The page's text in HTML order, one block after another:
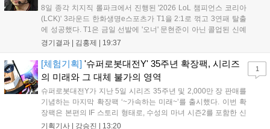
8일 종각 치지직 롤파크에서 진행된 '2026 LoL 챔피언스 코리아
(LCK)' 3라운드 한화생명e스포츠가 T1을 2:1로 꺾고 3연패 탈출
에 성공했다. T1은 금일 선발에 '오너' 문현준이 아닌 콜업된 신예
'페인터' 김은후를 투입했지만, 결국 1:2로 패배하고 말았다. T1은
을 빼냈다....
경기결과 | 김홍제 19:37
[체험기획] '슈퍼로봇대전Y' 35주년 확장팩, 시리즈
의 미래와 그 대체 불가의 영역
슈퍼로봇대전Y가 지난 5일 시리즈 35주년 및 2,000만 장 판매를
기념하는 마지막 확장팩 ‘~가속하는 미래~’를 출시했다. 이번 확
장팩은 본편의 IF 스토리 형태로, 수성의 마녀 시즌2를 포함한 신
규 참전작과 크로스오버 합체기를 선보이며 작품을 완결 짓는다.
기획기사 | 강승진 13:20
1